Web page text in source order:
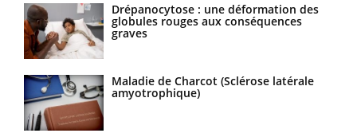
Drépanocytose : une déformation des
globules rouges aux conséquences
graves
Maladie de Charcot (Sclérose latérale
amyotrophique)